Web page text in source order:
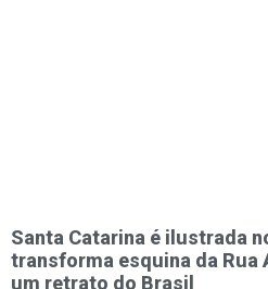
Santa Catarina é ilustrada
transforma esquina da Rua
um retrato do Brasil